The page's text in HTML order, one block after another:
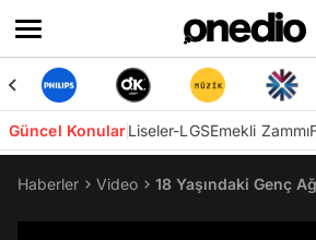
Güncel KonularLiseler-LGSEmekli Zammı
Haberler Video 18 Yaşındaki Genç